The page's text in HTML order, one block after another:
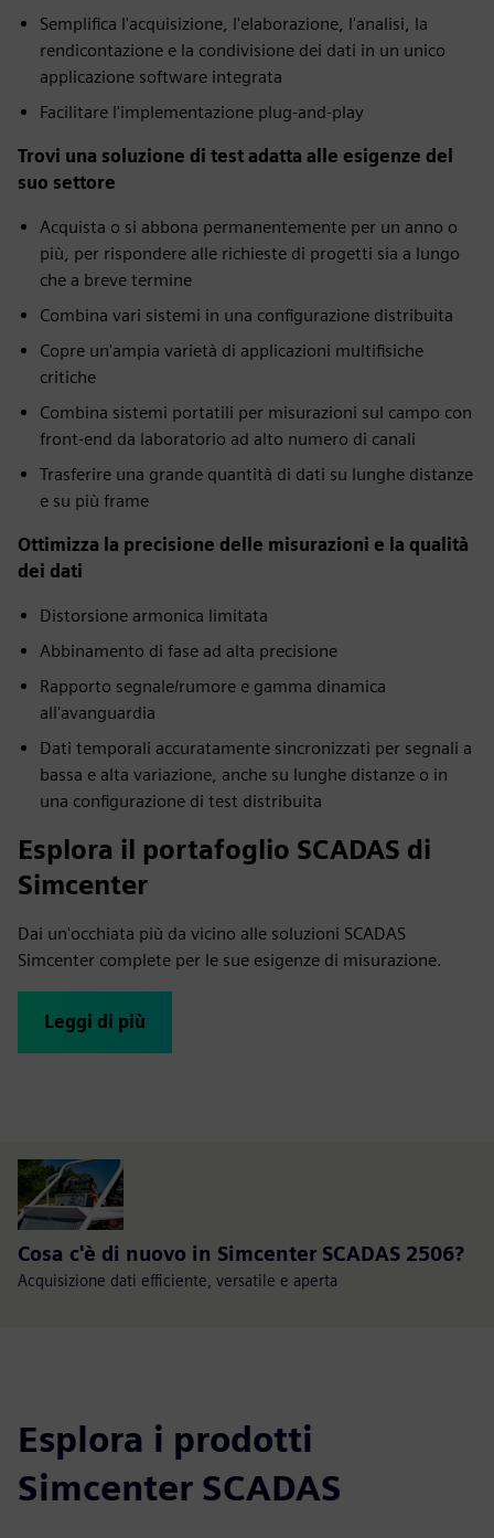
Semplifica l'acquisizione, l'elaborazione, l'analisi, la
rendicontazione e la condivisione dei dati in un unico
applicazione software integrata
Facilitare l'implementazione plug-and-play
Trovi una soluzione di test adatta alle esigenze del
suo settore
Acquista o si abbona permanentemente per un anno o
più, per rispondere alle richieste di progetti sia a lungo
che a breve termine
Combina vari sistemi in una configurazione distribuita
Copre un'ampia varietà di applicazioni multifisiche
critiche
Combina sistemi portatili per misurazioni sul campo con
front-end da laboratorio ad alto numero di canali
Trasferire una grande quantità di dati su lunghe distanze
e su più frame
Ottimizza la precisione delle misurazioni e la qualità
dei dati
Distorsione armonica limitata
Abbinamento di fase ad alta precisione
Rapporto segnale/rumore e gamma dinamica
all'avanguardia
Dati temporali accuratamente sincronizzati per segnali a
bassa e alta variazione, anche su lunghe distanze o in
una configurazione di test distribuita
Esplora il portafoglio SCADAS di
Simcenter
Dai un'occhiata più da vicino alle soluzioni SCADAS
Simcenter complete per le sue esigenze di misurazione.
Leggi di più
Cosa c'è di nuovo in Simcenter SCADAS 2506?
Acquisizione dati efficiente, versatile e aperta
Esplora i prodotti
Simcenter SCADAS